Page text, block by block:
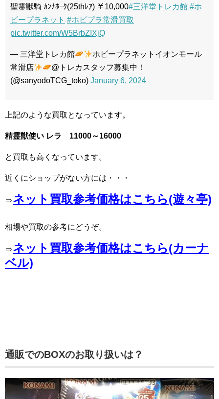
聖霊獣騎 ｶﾝﾅﾎｰｸ(25thﾚｱ) ￥10,000#三洋堂トレカ館 #ホ
ビープラネット #ホビプラ常滑買取
pic.twitter.com/W5BrbZIXjQ
— 三洋堂トレカ館
ホビープラネットイオンモール
常滑店
@トレカスタッフ募集中！
(@sanyodoTCG_toko) January 6, 2024
上記のような買取となっています。
精霊獣使い レラ 11000～16000
と買取も高くなっています。
近くにショップがない方には・・・
⇒ネット買取参考価格はこちら(遊々亭)
相場や買取の参考にどうぞ。
⇒ネット買取参考価格はこちら(カーナ
ベル)
通販でのBOXのお取り扱いは？